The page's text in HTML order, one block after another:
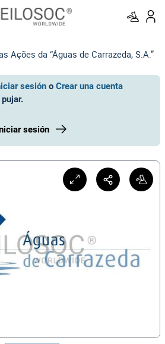
Ações da “Águas de Carrazeda, S.A.”
sesión o Crear una cuenta
.
sesión